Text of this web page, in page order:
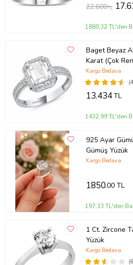
22.600TL
1880,32 TL'den
Baget Beyaz
Karat (Çok
Kargo Bedava
13.434TL
1432,99 TL'den
925 Ayar
Gümüş Yüzük
Kargo Bedava
1850,00 TL
197,33 TL'den
1 Ct. Zircone
Yüzük
Kargo Bedava